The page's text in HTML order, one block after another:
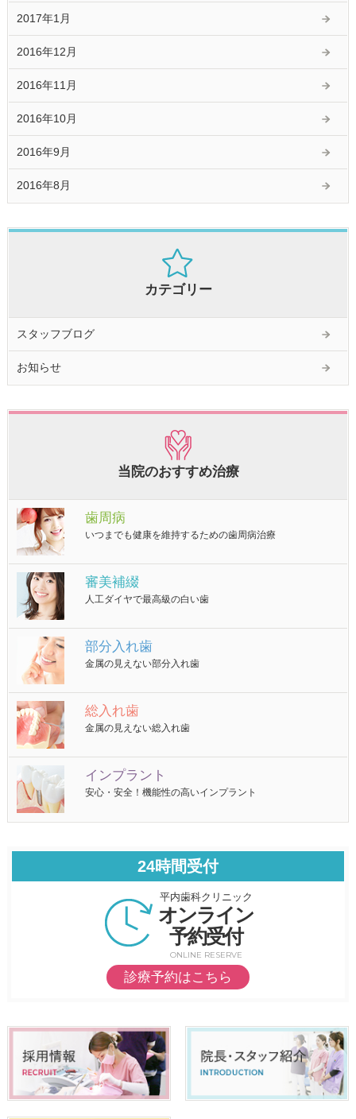
2017年1月
2016年12月
2016年11月
2016年10月
2016年9月
2016年8月
カテゴリー
スタッフブログ
お知らせ
当院のおすすめ治療
歯周病
いつまでも健康を維持するための歯周病治療
審美補綴
人工ダイヤで最高級の白い歯
部分入れ歯
金属の見えない部分入れ歯
総入れ歯
金属の見えない総入れ歯
インプラント
安心・安全！機能性の高いインプラント
24時間受付
平内歯科クリニック
オンライン
予約受付
ONLINE RESERVE
診療予約はこちら